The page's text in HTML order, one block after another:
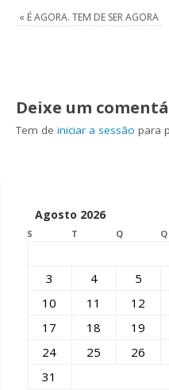
« É AGORA. TEM DE SER AGORA
Deixe um
Tem deiniciar a sessão para
Agosto 2026
S T Q Q
3
4 5
10
11 12
17
18 19
24
25 26
31